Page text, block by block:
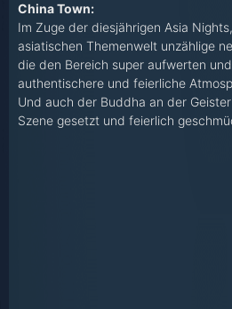
China Town:
Im Zuge der diesjährigen Asia
asiatischen Themenwelt unzählige
die den Bereich super aufwerten
authentischere und feierliche
Und auch der Buddha an der
Szene gesetzt und feierlich